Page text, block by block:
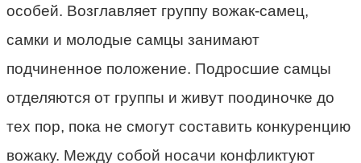
особей. Возглавляет группу вожак-самец,
самки и молодые самцы занимают
подчиненное положение. Подросшие самцы
отделяются от группы и живут поодиночке до
тех пор, пока не смогут составить конкуренцию
вожаку. Между собой носачи конфликтуют